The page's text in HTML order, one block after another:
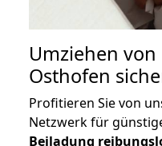
Umziehen von
Osthofen
Profitieren Sie von
Netzwerk für
Beiladung